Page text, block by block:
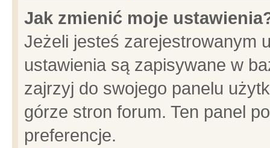
Jak zmienić moje
Jeżeli jesteś zarejestrowanym
ustawienia są zapisywane w
zajrzyj do swojego panelu
górze stron forum. Ten panel
preferencje.